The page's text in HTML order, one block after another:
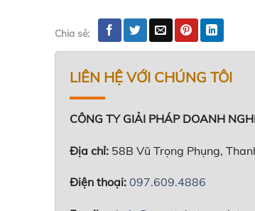
Chia sẻ:
LIÊN HỆ VỚI CHÚNG TÔI
CÔNG TY GIẢI PHÁP DOANH
Địa chỉ: 58B Vũ Trọng Phụng,
Điện thoại: 097.609.4886